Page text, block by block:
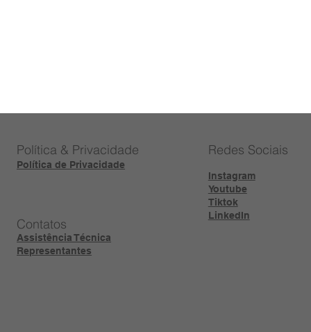
Política & Privacidade
Política de Privacidade
Contatos
Assistência Técnica
Representantes
Redes Sociais
Instagram
Youtube
Tiktok
LinkedIn